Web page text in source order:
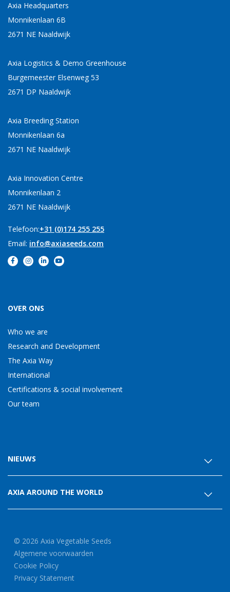
Axia Headquarters
Monnikenlaan 6B
2671 NE Naaldwijk
Axia Logistics & Demo Greenhouse
Burgemeester Elsenweg 53
2671 DP Naaldwijk
Axia Breeding Station
Monnikenlaan 6a
2671 NE Naaldwijk
Axia Innovation Centre
Monnikenlaan 2
2671 NE Naaldwijk
Telefoon:+31 (0)174 255 255
Email: info@axiaseeds.com
OVER ONS
Who we are
Research and Development
The Axia Way
International
Certifications & social involvement
Our team
NIEUWS
AXIA AROUND THE WORLD
© 2026 Axia Vegetable Seeds
Algemene voorwaarden
Cookie Policy
Privacy Statement